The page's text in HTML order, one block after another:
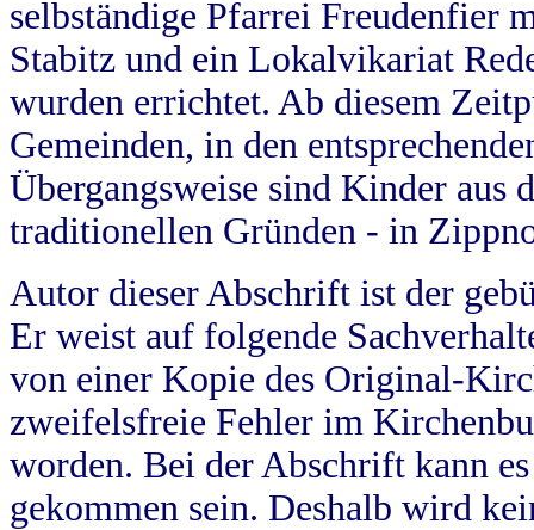
selbständige Pfarrei Freudenfier
Stabitz und ein Lokalvikariat
wurden errichtet. Ab diesem
Gemeinden, in den
Übergangsweise sind Kinder aus
traditionellen Gründen - in
Autor dieser Abschrift ist der
Er weist auf folgende
von einer Kopie des Original-
zweifelsfreie Fehler im
worden. Bei der Abschrift kann
gekommen sein. Deshalb wird